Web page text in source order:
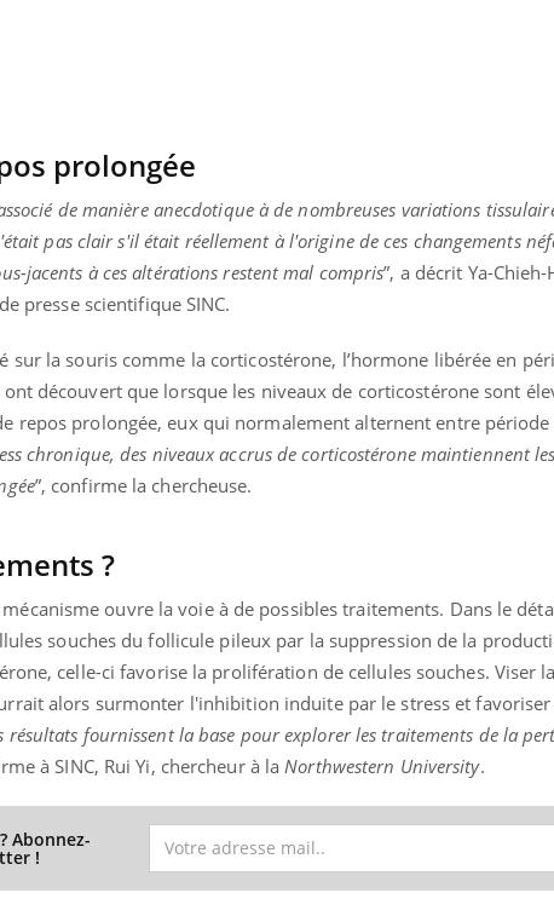
prolongée
de manière anecdotique à de nombreuses variations
pas clair s'il était réellement à l'origine de ces changements
jacents à ces altérations restent mal compris”, a décrit Ya-
presse scientifique SINC.
sur la souris comme la corticostérone, l’hormone libérée en
ont découvert que lorsque les niveaux de corticostérone sont
repos prolongée, eux qui normalement alternent entre
chronique, des niveaux accrus de corticostérone maintiennent
”, confirme la chercheuse.
?
ouvre la voie à de possibles traitements. Dans le
souches du follicule pileux par la suppression de la
celle-ci favorise la prolifération de cellules souches. Viser
alors surmonter l'inhibition induite par le stress et
résultats fournissent la base pour explorer les traitements de la
à SINC, Rui Yi, chercheur à la Northwestern University.
Abonnez-
!